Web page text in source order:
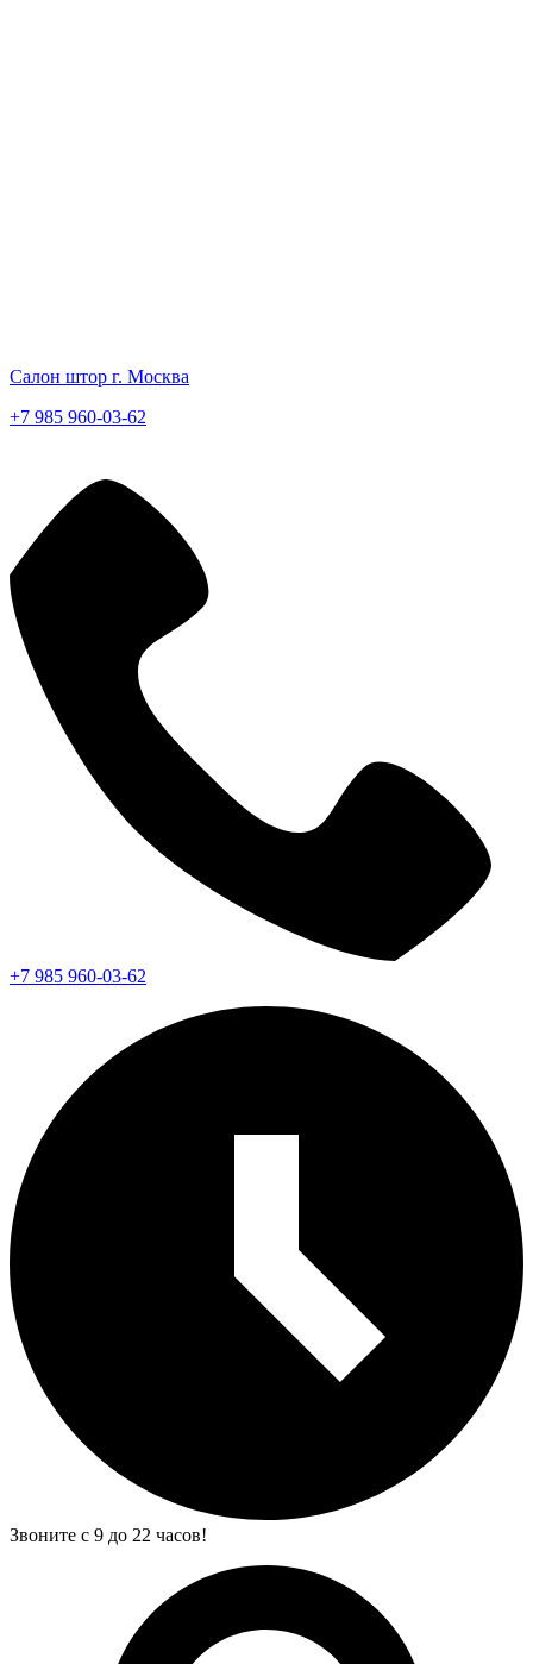
Салон штор г. Москва
+7 985 960-03-62
+7 985 960-03-62
Звоните с 9 до 22 часов!